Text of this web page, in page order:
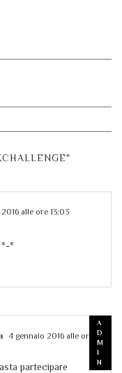
alle ore 13:03
*-*
4 gennaio 2016 alle ore
partecipare